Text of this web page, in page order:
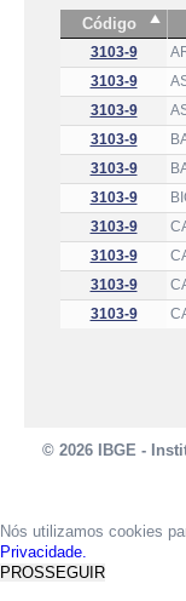
Código
3103-9
3103-9
3103-9
3103-9
3103-9
3103-9
3103-9
3103-9
3103-9
3103-9
© 2026 IBGE -
Nós utilizamos cookies
Privacidade.
PROSSEGUIR